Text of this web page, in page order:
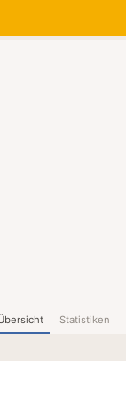
Statistiken